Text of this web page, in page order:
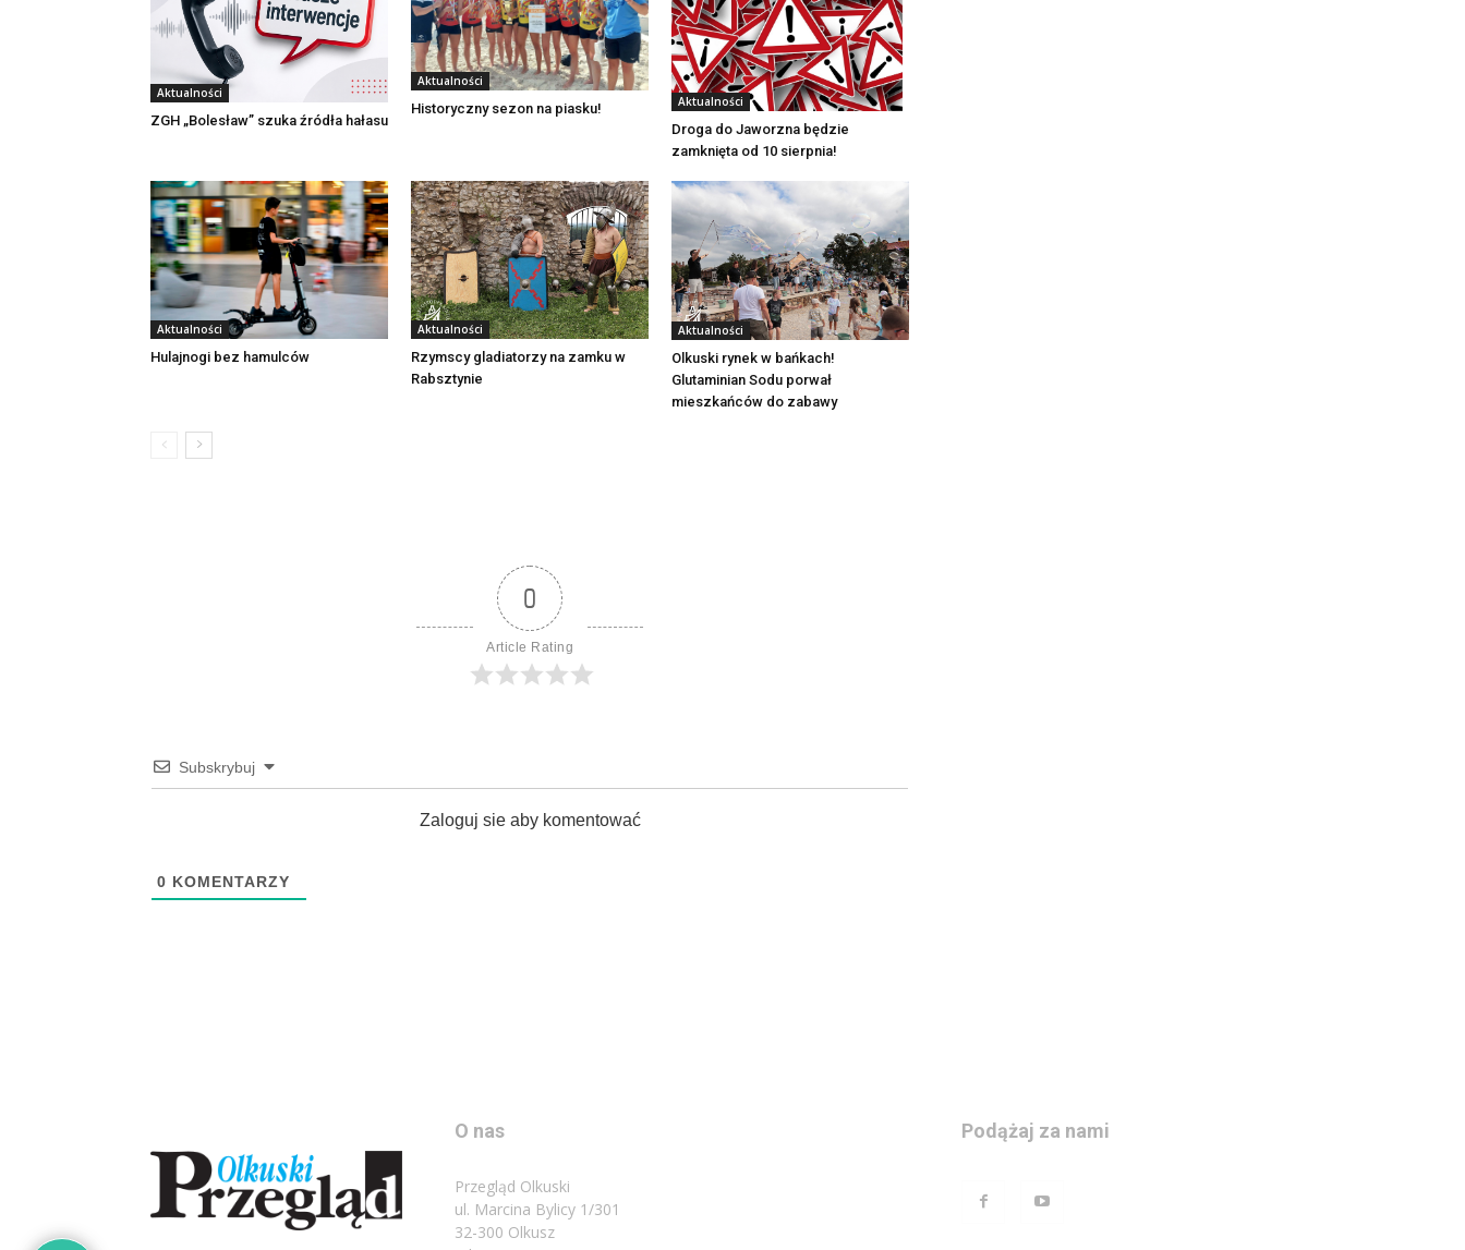
Aktualności
ZGH „Bolesław” szuka źródła hałasu
Aktualności
Historyczny sezon na piasku! Aktualności
Droga do Jaworzna będzie
zamknięta od 10 sierpnia!
Aktualności
Hulajnogi bez hamulców
Aktualności
Rzymscy gladiatorzy na zamku w
Rabsztynie
Aktualności
Olkuski rynek w bańkach!
Glutaminian Sodu porwał
mieszkańców do zabawy
0
Article Rating
Subskrybuj
Zaloguj sie aby komentować
0 KOMENTARZY
O nas
Przegląd Olkuski
ul. Marcina Bylicy 1/301
32-300 Olkusz
Podążaj za nami